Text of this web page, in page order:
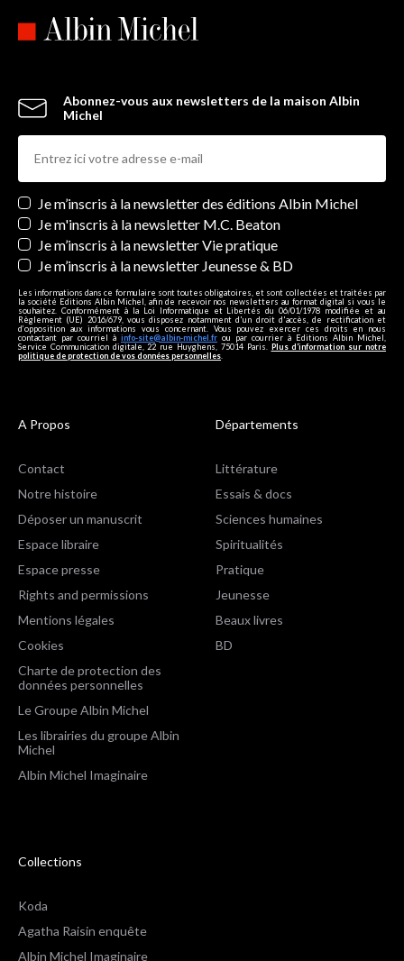
Abonnez-vous aux newsletters de la maison Albin
Michel
Newsletters
Je m’inscris à la newsletter des éditions Albin Michel
Je m'inscris à la newsletter M.C. Beaton
Je m’inscris à la newsletter Vie pratique
Je m’inscris à la newsletter Jeunesse & BD
Les informations dans ce formulaire sont toutes obligatoires, et sont collectées et traitées par
la société Editions Albin Michel, afin de recevoir nos newsletters au format digital si vous le
souhaitez. Conformément à la Loi Informatique et Libertés du 06/01/1978 modifiée et au
Règlement (UE) 2016/679, vous disposez notamment d'un droit d'accès, de rectification et
d’opposition aux informations vous concernant. Vous pouvez exercer ces droits en nous
contactant par courriel à info-site@albin-michel.fr ou par courrier à Editions Albin Michel,
Service Communication digitale, 22 rue Huyghens, 75014 Paris. Plus d’information sur notre
politique de protection de vos données personnelles
A Propos
Contact
Notre histoire
Déposer un manuscrit
Espace libraire
Espace presse
Rights and permissions
Mentions légales
Cookies
Charte de protection des
données personnelles
Le Groupe Albin Michel
Les librairies du groupe Albin
Michel
Albin Michel Imaginaire
Départements
Littérature
Essais & docs
Sciences humaines
Spiritualités
Pratique
Jeunesse
Beaux livres
BD
Collections
Koda
Agatha Raisin enquête
Albin Michel Imaginaire